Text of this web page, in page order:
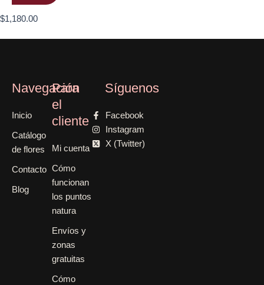
$1,180.00
Navegación
Inicio
Catálogo
de flores
Contacto
Blog
Para
el
cliente
Mi cuenta
Cómo
funcionan
los puntos
natura
Envíos y
zonas
gratuitas
Cómo
Síguenos
Facebook
Instagram
X (Twitter)